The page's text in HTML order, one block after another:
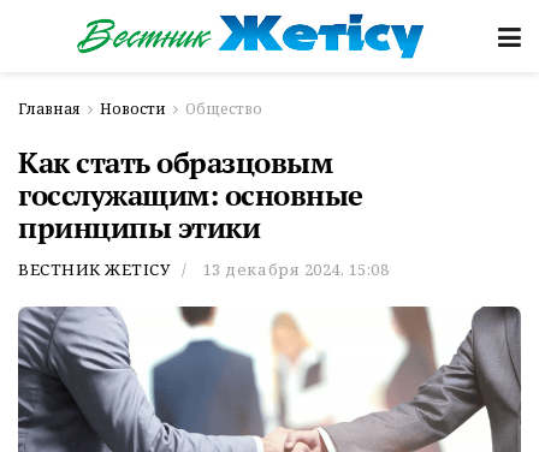
Главная Новости Общество
Как стать образцовым
госслужащим: основные
принципы этики
ВЕСТНИК ЖЕТІСУ 13 декабря 2024, 15:08